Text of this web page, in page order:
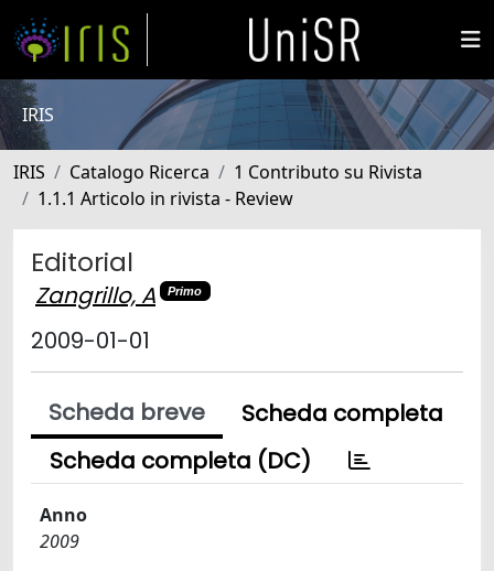
IRIS
IRIS Catalogo Ricerca
1 Contributo su Rivista
1.1.1 Articolo in rivista - Review
Editorial
Zangrillo, A Primo
2009-01-01
Scheda breve
Scheda completa
Scheda completa (DC)
Anno
2009